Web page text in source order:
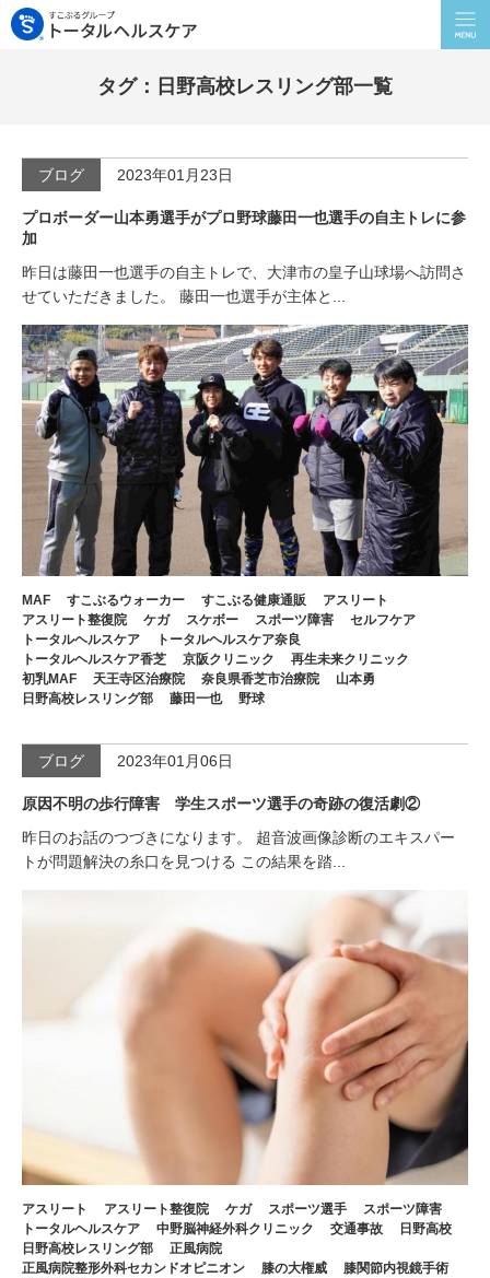
タグ：日野高校レスリング部一覧
ブログ 2023年01月23日
プロボーダー山本勇選手がプロ野球藤田一也選手の自主トレに参
加
昨日は藤田一也選手の自主トレで、大津市の皇子山球場へ訪問さ
せていただきました。 藤田一也選手が主体と...
MAF すこぶるウォーカー すこぶる健康通販
アスリート
アスリート整復院
ケガ スケボー スポーツ障害
セルフケア
トータルヘルスケア
トータルヘルスケア奈良
トータルヘルスケア香芝
京阪クリニック
再生未来クリニック
初乳MAF
天王寺区治療院 奈良県香芝市治療院
山本勇
日野高校レスリング部
藤田一也 野球
ブログ 2023年01月06日
原因不明の歩行障害 学生スポーツ選手の奇跡の復活劇②
昨日のお話のつづきになります。 超音波画像診断のエキスパー
トが問題解決の糸口を見つける この結果を踏...
アスリート アスリート整復院 ケガ スポーツ選手
スポーツ障害
トータルヘルスケア
中野脳神経外科クリニック 交通事故
日野高校
日野高校レスリング部
正風病院
正風病院整形外科セカンドオピニオン
膝の大権威
膝関節内視鏡手術